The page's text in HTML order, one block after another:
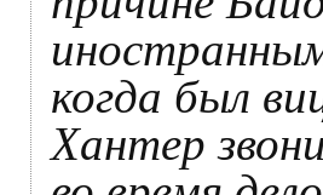
когда был
Хантер